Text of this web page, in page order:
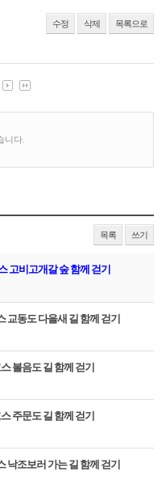
수정 삭제 목록으로
목록 쓰기
고비고개갈 숲 함께 걷기
교동도 다을새 길 함께 걷기
볼음도 길 함께 걷기
주문도 길 함께 걷기
낙조보러 가는 길 함께 걷기